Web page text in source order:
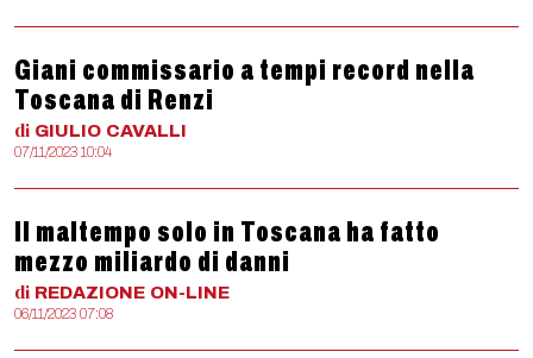
Giani commissario a tempi record nella
Toscana di Renzi
di GIULIO CAVALLI
07/11/2023 10:04
Il maltempo solo in Toscana ha fatto
mezzo miliardo di danni
di REDAZIONE ON-LINE
06/11/2023 07:08